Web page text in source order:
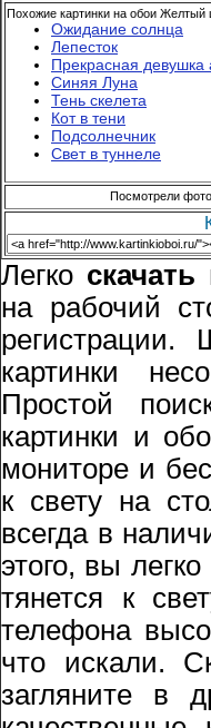
Похожие картинки на обои Желтый
Ожидание солнца
Лепесток
Прекрасная девушка
Синяя Луна
Тень скелета
Кот в тени
Подсолнечник
Свет в туннеле
Посмотрели
Легко
на рабочий
картинки
Простой
картинки и
мониторе и
к свету на
всегда в
этого, вы
тянется к
телефона
что искали.
загляните в